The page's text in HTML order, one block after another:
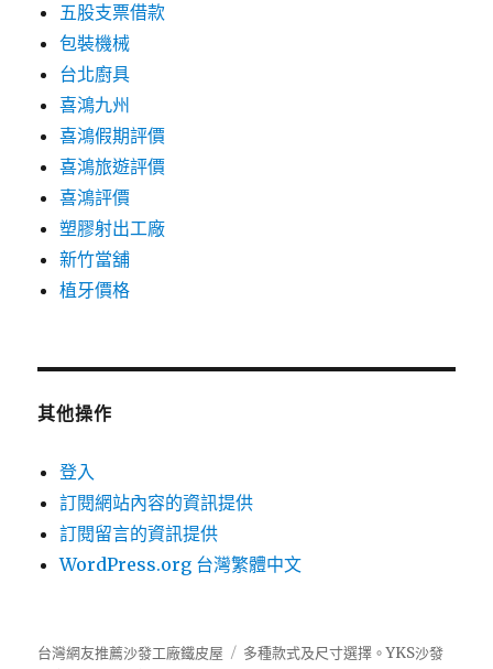
五股支票借款
包裝機械
台北廚具
喜鴻九州
喜鴻假期評價
喜鴻旅遊評價
喜鴻評價
塑膠射出工廠
新竹當舖
植牙價格
其他操作
登入
訂閱網站內容的資訊提供
訂閱留言的資訊提供
WordPress.org 台灣繁體中文
台灣網友推薦沙發工廠鐵皮屋 多種款式及尺寸選擇。YKS沙發